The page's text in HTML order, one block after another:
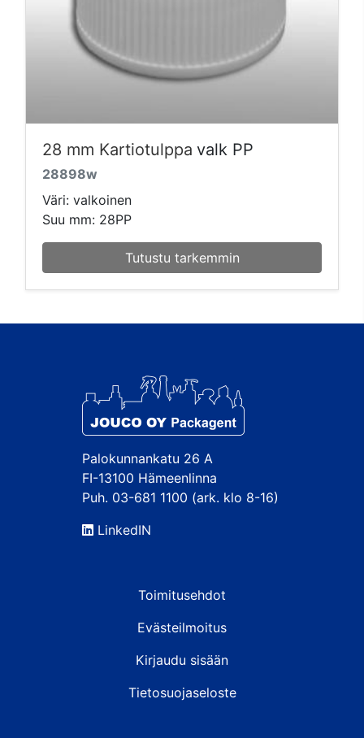
28 mm Kartiotulppa valk PP
28898w
Väri: valkoinen
Suu mm: 28PP
Tutustu tarkemmin
Palokunnankatu 26 A
FI-13100 Hämeenlinna
Puh. 03-681 1100 (ark. klo 8-16)
LinkedIN
Toimitusehdot
Evästeilmoitus
Kirjaudu sisään
Tietosuojaseloste